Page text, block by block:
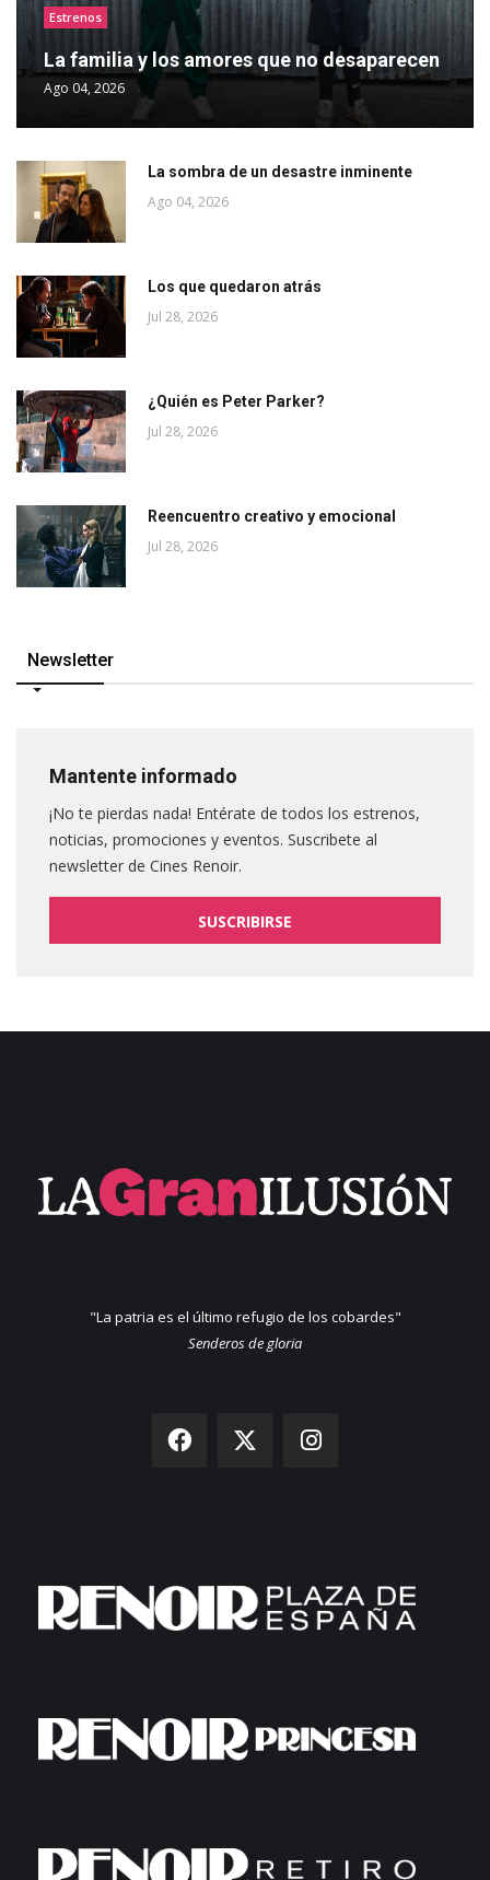
Estrenos
La familia y los amores que no desaparecen
Ago 04, 2026
La sombra de un desastre inminente
Ago 04, 2026
Los que quedaron atrás
Jul 28, 2026
¿Quién es Peter Parker?
Jul 28, 2026
Reencuentro creativo y emocional
Jul 28, 2026
Newsletter
Mantente informado
¡No te pierdas nada! Entérate de todos los estrenos,
noticias, promociones y eventos. Suscribete al
newsletter de Cines Renoir.
SUSCRIBIRSE
"La patria es el último refugio de los cobardes"
Senderos de gloria